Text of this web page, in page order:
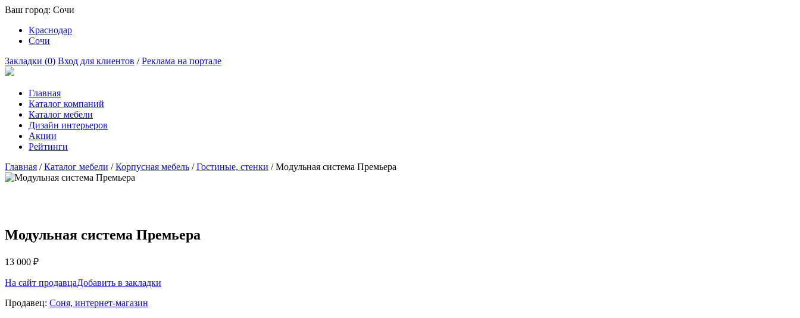
Ваш город: Сочи
Краснодар
Сочи
Закладки (0) Вход для клиентов /Реклама на портале
Главная
Каталог компаний
Каталог мебели
Дизайн интерьеров
Акции
Рейтинги
Главная /Каталог мебели /Корпусная мебель /Гостиные, стенки /Модульная система Премьера
Модульная система Премьера
13 000 ₽
На сайт продавцаДобавить в закладки
Продавец: Соня, интернет-магазин